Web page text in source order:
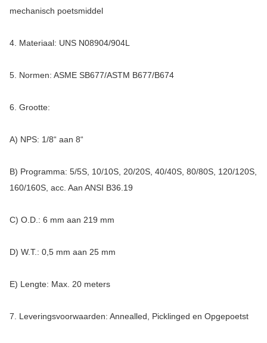
mechanisch poetsmiddel
4. Materiaal: UNS N08904/904L
5. Normen: ASME SB677/ASTM B677/B674
6. Grootte:
A) NPS: 1/8“ aan 8“
B) Programma: 5/5S, 10/10S, 20/20S, 40/40S, 80/80S, 120/120S,
160/160S, acc. Aan ANSI B36.19
C) O.D.: 6 mm aan 219 mm
D) W.T.: 0,5 mm aan 25 mm
E) Lengte: Max. 20 meters
7. Leveringsvoorwaarden: Annealled, Picklinged en Opgepoetst